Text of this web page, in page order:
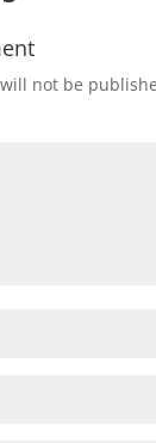
not be